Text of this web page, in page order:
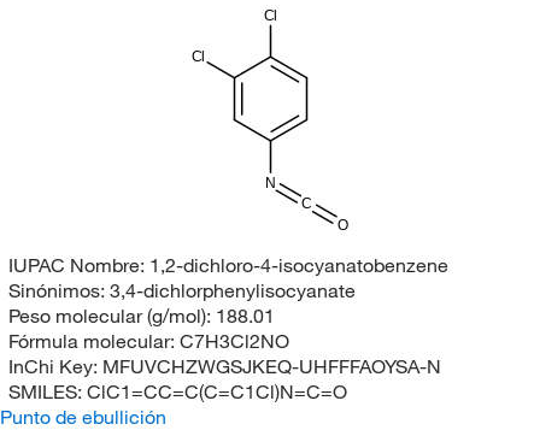
Cl
Cl
N
C
O
IUPAC Nombre: 1,2-dichloro-4-isocyanatobenzene
Sinónimos: 3,4-dichlorphenylisocyanate
Peso molecular (g/mol): 188.01
Fórmula molecular: C7H3Cl2NO
InChi Key: MFUVCHZWGSJKEQ-UHFFFAOYSA-N
SMILES: ClC1=CC=C(C=C1Cl)N=C=O
Punto de ebullición